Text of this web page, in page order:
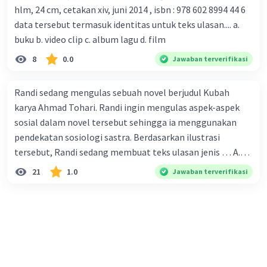
corona yang menjadi masalah besar bagi kesehatan dunia
karena persebarannya sangat cepat. C. Masyarakat perlu
mawas diri dan menjaga kesehatan dalam menghadapi
serangan virus corona yang mulai menyebar di Indonesia,
D. Virus corona menjadi masalah besar bagi kesehatan
hlm, 24 cm, cetakan xiv, juni 2014 , isbn : 978 602 8994 44 6
data tersebut termasuk identitas untuk teks ulasan.... a.
buku b. video clip c. album lagu d. film
8 0.0 Jawaban terverifikasi
Randi sedang mengulas sebuah novel berjudul Kubah
karya Ahmad Tohari. Randi ingin mengulas aspek-aspek
sosial dalam novel tersebut sehingga ia menggunakan
pendekatan sosiologi sastra. Berdasarkan ilustrasi
tersebut, Randi sedang membuat teks ulasan jenis … A.
deskriptif B. objektif C. informatif D. kritis
21 1.0 Jawaban terverifikasi